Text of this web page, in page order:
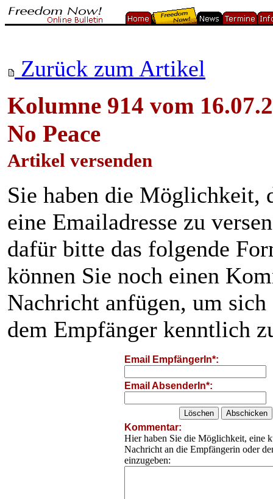
Zurück zum Artikel
Kolumne 914 vom
No Peace
Artikel versenden
Sie haben die Möglichkeit,
eine Emailadresse zu
dafür bitte das folgende
können Sie noch einen
Nachricht anfügen, um
dem Empfänger kenntlich
Email EmpfängerIn*:
Email AbsenderIn*:
Kommentar:
Hier haben Sie die Möglichkeit, eine
Nachricht an die Empfängerin oder
einzugeben: